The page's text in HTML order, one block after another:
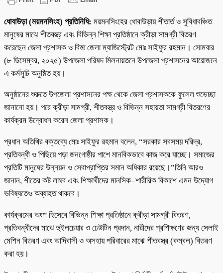
ধোবাউড়া (ময়মনসিংহ) প্রতিনিধি: ময়মনসিংহের ধোবাউড়ায় শীতার্ত ও সুবিধাবঞ্চিত
মানুষের মাঝে শীতবস্ত্র এবং বিভিন্ন শিক্ষা প্রতিষ্ঠানে ক্রীড়া সামগ্রী বিতরণ
করেছেন জেলা প্রশাসক ও বিজ্ঞ জেলা ম্যাজিস্ট্রেট মোঃ সাইফুর রহমান। সোমবার
(৮ ডিসেম্বর, ২০২৫) উপজেলা পরিষদ মিলনায়তনে উপজেলা প্রশাসনের আয়োজনে
এ কর্মসূচি অনুষ্ঠিত হয়।
অনুষ্ঠানের শুরুতে উপজেলা প্রশাসনের পক্ষ থেকে জেলা প্রশাসককে ফুলেল শুভেচ্ছা
জানানো হয়। পরে ক্রীড়া সামগ্রী, শীতবস্ত্র ও বিভিন্ন সহায়তা সামগ্রী বিতরণের
কার্যক্রম উদ্বোধন করেন জেলা প্রশাসক।
প্রধান অতিথির বক্তব্যে মোঃ সাইফুর রহমান বলেন, “সরকার সবসময় দরিদ্র,
প্রতিবন্ধী ও পিছিয়ে পড়া জনগোষ্ঠীর পাশে মানবিকভাবে কাজ করে যাচ্ছে। সমাজের
প্রতিটি মানুষের উন্নয়ন ও সেবাপ্রাপ্তির সমান অধিকার রয়েছে।”তিনি আরও
জানান, শীতের কষ্ট লাঘব এবং শিক্ষার্থীদের মানসিক–শারীরিক বিকাশে এমন উদ্যোগ
ভবিষ্যতেও অব্যাহত থাকবে।
কার্যক্রমের অংশ হিসেবে বিভিন্ন শিক্ষা প্রতিষ্ঠানে ক্রীড়া সামগ্রী বিতরণ,
প্রতিবন্ধীদের মাঝে হুইলচেয়ার ও ঢেউটিন প্রদান, নারীদের প্রশিক্ষণের জন্য সেলাই
মেশিন বিতরণ এবং আদিবাসী ও অসহায় পরিবারের মাঝে শীতবস্ত্র (কম্বল) বিতরণ
করা হয়।